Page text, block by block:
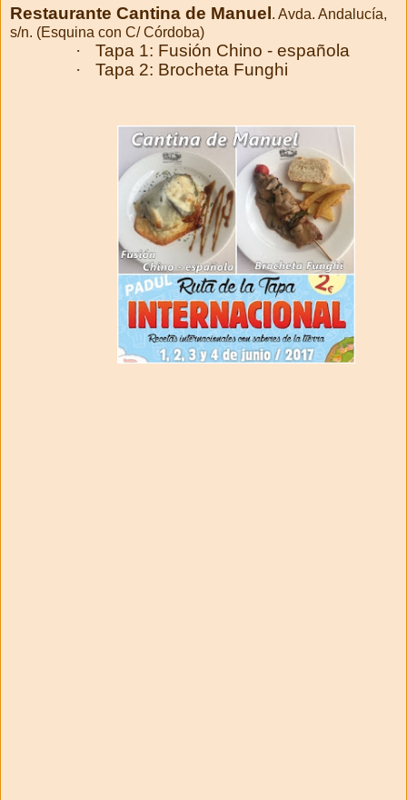
Restaurante Cantina de Manuel. Avda. Andalucía,
s/n. (Esquina con C/ Córdoba)
·
Tapa 1: Fusión Chino - española
·
Tapa 2: Brocheta Funghi